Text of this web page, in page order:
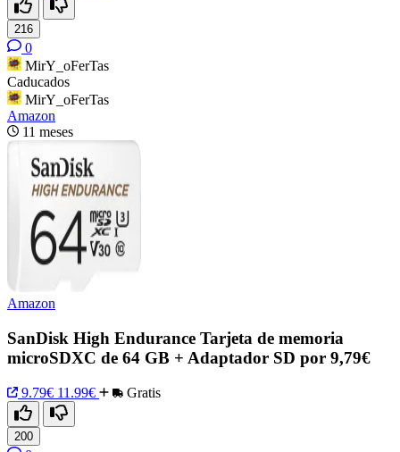
216
0
MirY_oFerTas
Caducados
MirY_oFerTas
Amazon
11 meses
Amazon
SanDisk High Endurance Tarjeta de memoria
microSDXC de 64 GB + Adaptador SD por 9,79€
9.79€ 11.99€ Gratis
200